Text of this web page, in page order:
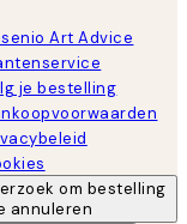
Art Advice
je bestelling
om bestelling
annuleren